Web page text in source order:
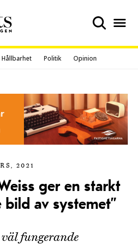
Hållbarhet Politik Opinion
2021
ger en starkt
av systemet”
fungerande